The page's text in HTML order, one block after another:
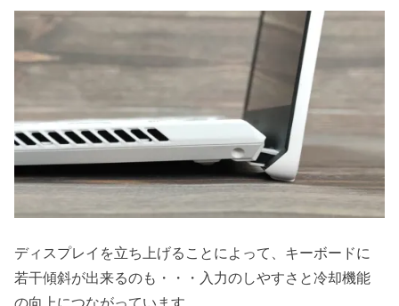
ディスプレイを立ち上げることによって、キーボードに
若干傾斜が出来るのも・・・入力のしやすさと冷却機能
の向上につながっています。